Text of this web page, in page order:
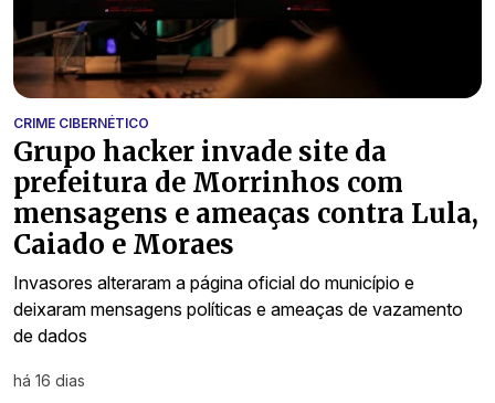
CRIME CIBERNÉTICO
Grupo hacker invade site da
prefeitura de Morrinhos com
mensagens e ameaças contra Lula,
Caiado e Moraes
Invasores alteraram a página oficial do município e
deixaram mensagens políticas e ameaças de vazamento
de dados
há 16 dias